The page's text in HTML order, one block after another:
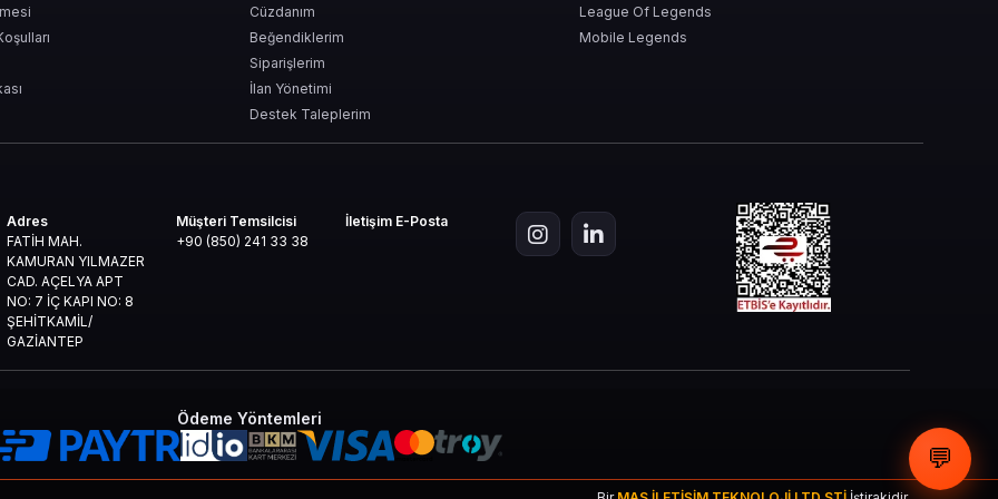
ve Kolay
Cüzdanım
Beğendiklerim
Siparişlerim
İlan Yönetimi
Destek Taleplerim
League Of Legends
Mobile Legends
Adres
FATİH MAH.
KAMURAN YILMAZER
CAD. AÇELYA APT
NO: 7 İÇ KAPI NO: 8
ŞEHİTKAMİL/
GAZİANTEP
Müşteri Temsilcisi
+90 (850) 241 33 38
İletişim E-Posta
Ödeme Yöntemleri
💬